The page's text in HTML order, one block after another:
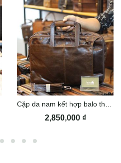
2,850,000 ₫